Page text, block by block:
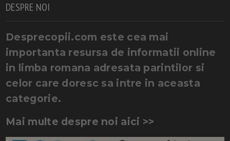
DESPRE NOI
Desprecopii.com este cea mai
importanta resursa de informatii online
in limba romana adresata parintilor si
celor care doresc sa intre in aceasta
categorie.
Mai multe despre noi aici >>